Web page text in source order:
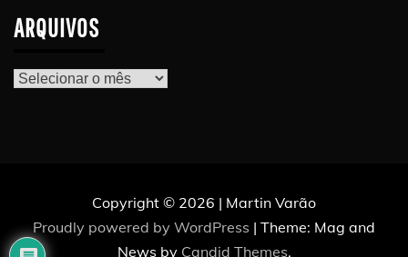
ARQUIVOS
Arquivos
Copyright © 2026 | Martin Varão
Proudly powered by WordPress | Theme: Mag and
News by Candid Themes.